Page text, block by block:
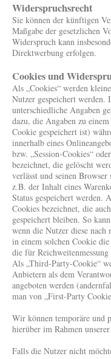
Widerspruchsrecht
Sie können der künftigen
Maßgabe der gesetzlichen
Widerspruch kann
Direktwerbung erfolgen.
Cookies und
Als „Cookies“ werden
Nutzer gespeichert werden.
unterschiedliche Angaben
dazu, die Angaben zu
Cookie gespeichert ist)
innerhalb eines
bzw. „Session-Cookies“
bezeichnet, die gelöscht
verlässt und seinen
z.B. der Inhalt eines
Status gespeichert werden.
Cookies bezeichnet, die
gespeichert bleiben. So
wenn die Nutzer diese nach
in einem solchen Cookie
die für
Als „Third-Party-Cookie“
Anbietern als dem
angeboten werden
man von „First-Party
Wir können temporäre und
hierüber im Rahmen
Falls die Nutzer nicht